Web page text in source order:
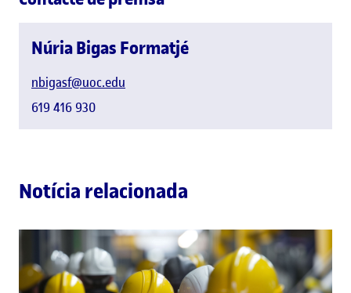
Núria Bigas Formatjé
nbigasf@uoc.edu
619 416 930
Notícia relacionada